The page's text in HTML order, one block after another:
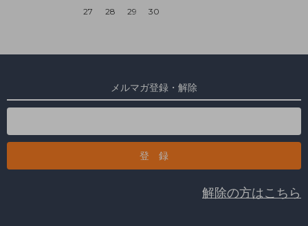
27 28 29 30
メルマガ登録・解除
解除の方はこちら